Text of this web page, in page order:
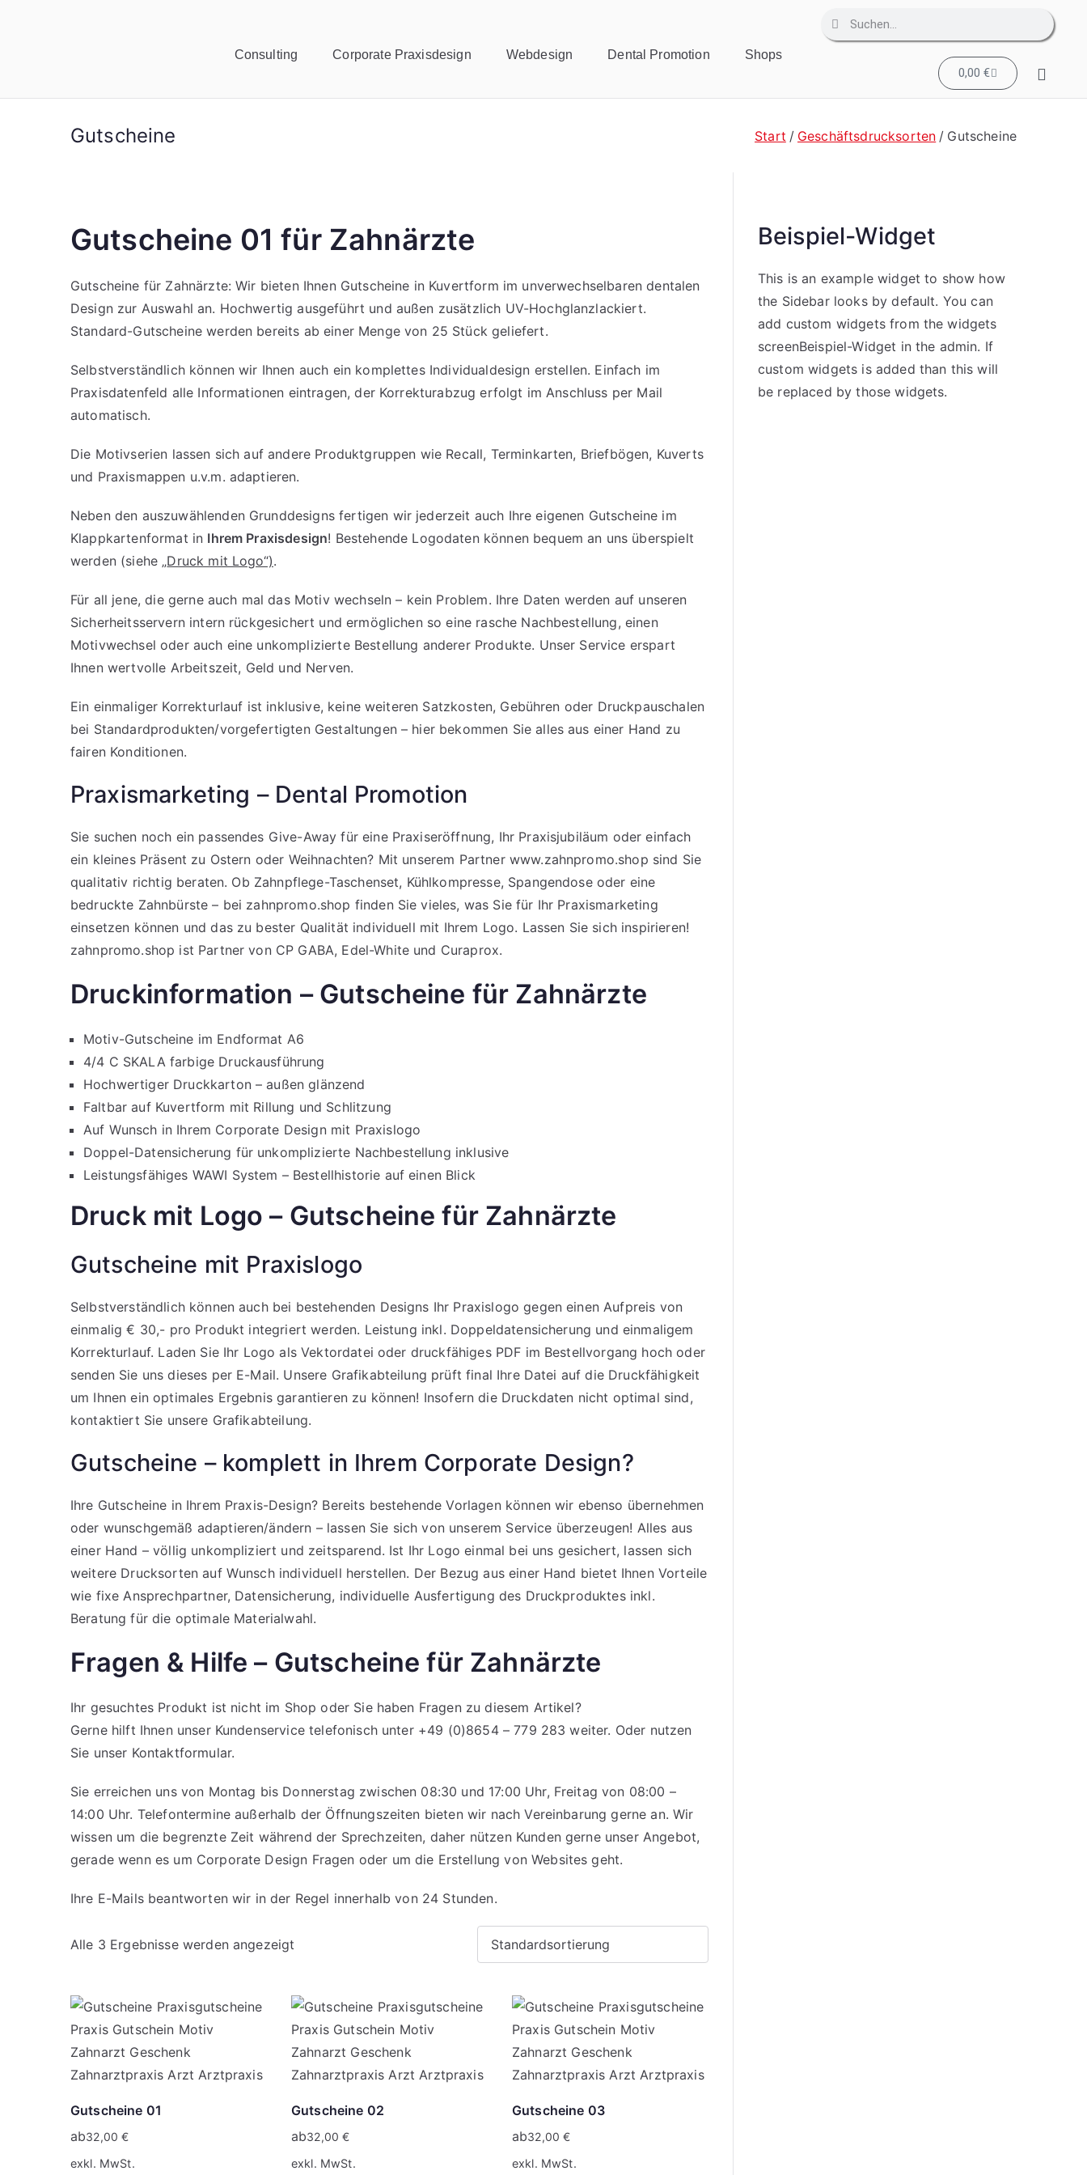
Consulting Corporate Praxisdesign Webdesign Dental Promotion Shops
0,00€
Gutscheine Start Geschäftsdrucksorten Gutscheine
Gutscheine 01 für Zahnärzte
Gutscheine für Zahnärzte: Wir bieten Ihnen Gutscheine in Kuvertform im unverwechselbaren dentalen
Design zur Auswahl an. Hochwertig ausgeführt und außen zusätzlich UV-Hochglanzlackiert.
Standard-Gutscheine werden bereits ab einer Menge von 25 Stück geliefert.
Selbstverständlich können wir Ihnen auch ein komplettes Individualdesign erstellen. Einfach im
Praxisdatenfeld alle Informationen eintragen, der Korrekturabzug erfolgt im Anschluss per Mail
automatisch.
Die Motivserien lassen sich auf andere Produktgruppen wie Recall, Terminkarten, Briefbögen, Kuverts
und Praxismappen u.v.m. adaptieren.
Neben den auszuwählenden Grunddesigns fertigen wir jederzeit auch Ihre eigenen Gutscheine im
Klappkartenformat in Ihrem Praxisdesign! Bestehende Logodaten können bequem an uns überspielt
werden (siehe „Druck mit Logo“).
Für all jene, die gerne auch mal das Motiv wechseln – kein Problem. Ihre Daten werden auf unseren
Sicherheitsservern intern rückgesichert und ermöglichen so eine rasche Nachbestellung, einen
Motivwechsel oder auch eine unkomplizierte Bestellung anderer Produkte. Unser Service erspart
Ihnen wertvolle Arbeitszeit, Geld und Nerven.
Ein einmaliger Korrekturlauf ist inklusive, keine weiteren Satzkosten, Gebühren oder Druckpauschalen
bei Standardprodukten/vorgefertigten Gestaltungen – hier bekommen Sie alles aus einer Hand zu
fairen Konditionen.
Praxismarketing – Dental Promotion
Sie suchen noch ein passendes Give-Away für eine Praxiseröffnung, Ihr Praxisjubiläum oder einfach
ein kleines Präsent zu Ostern oder Weihnachten? Mit unserem Partner www.zahnpromo.shop sind Sie
qualitativ richtig beraten. Ob Zahnpflege-Taschenset, Kühlkompresse, Spangendose oder eine
bedruckte Zahnbürste – bei zahnpromo.shop finden Sie vieles, was Sie für Ihr Praxismarketing
einsetzen können und das zu bester Qualität individuell mit Ihrem Logo. Lassen Sie sich inspirieren!
zahnpromo.shop ist Partner von CP GABA, Edel-White und Curaprox.
Druckinformation – Gutscheine für Zahnärzte
Motiv-Gutscheine im Endformat A6
4/4 C SKALA farbige Druckausführung
Hochwertiger Druckkarton – außen glänzend
Faltbar auf Kuvertform mit Rillung und Schlitzung
Auf Wunsch in Ihrem Corporate Design mit Praxislogo
Doppel-Datensicherung für unkomplizierte Nachbestellung inklusive
Leistungsfähiges WAWI System – Bestellhistorie auf einen Blick
Druck mit Logo – Gutscheine für Zahnärzte
Gutscheine mit Praxislogo
Selbstverständlich können auch bei bestehenden Designs Ihr Praxislogo gegen einen Aufpreis von
einmalig € 30,- pro Produkt integriert werden. Leistung inkl. Doppeldatensicherung und einmaligem
Korrekturlauf. Laden Sie Ihr Logo als Vektordatei oder druckfähiges PDF im Bestellvorgang hoch oder
senden Sie uns dieses per E-Mail. Unsere Grafikabteilung prüft final Ihre Datei auf die Druckfähigkeit
um Ihnen ein optimales Ergebnis garantieren zu können! Insofern die Druckdaten nicht optimal sind,
kontaktiert Sie unsere Grafikabteilung.
Gutscheine – komplett in Ihrem Corporate Design?
Ihre Gutscheine in Ihrem Praxis-Design? Bereits bestehende Vorlagen können wir ebenso übernehmen
oder wunschgemäß adaptieren/ändern – lassen Sie sich von unserem Service überzeugen! Alles aus
einer Hand – völlig unkompliziert und zeitsparend. Ist Ihr Logo einmal bei uns gesichert, lassen sich
weitere Drucksorten auf Wunsch individuell herstellen. Der Bezug aus einer Hand bietet Ihnen Vorteile
wie fixe Ansprechpartner, Datensicherung, individuelle Ausfertigung des Druckproduktes inkl.
Beratung für die optimale Materialwahl.
Fragen & Hilfe – Gutscheine für Zahnärzte
Ihr gesuchtes Produkt ist nicht im Shop oder Sie haben Fragen zu diesem Artikel?
Gerne hilft Ihnen unser Kundenservice telefonisch unter +49 (0)8654 – 779 283 weiter. Oder nutzen
Sie unser Kontaktformular.
Sie erreichen uns von Montag bis Donnerstag zwischen 08:30 und 17:00 Uhr, Freitag von 08:00 –
14:00 Uhr. Telefontermine außerhalb der Öffnungszeiten bieten wir nach Vereinbarung gerne an. Wir
wissen um die begrenzte Zeit während der Sprechzeiten, daher nützen Kunden gerne unser Angebot,
gerade wenn es um Corporate Design Fragen oder um die Erstellung von Websites geht.
Ihre E-Mails beantworten wir in der Regel innerhalb von 24 Stunden.
Alle 3 Ergebnisse werden angezeigt
Gutscheine 01
ab32,00€
exkl. MwSt.
Gutscheine 02
ab32,00€
exkl. MwSt.
Gutscheine 03
ab32,00€
exkl. MwSt.
Beispiel-Widget
This is an example widget to show how
the Sidebar looks by default. You can
add custom widgets from the widgets
screenBeispiel-Widget in the admin. If
custom widgets is added than this will
be replaced by those widgets.